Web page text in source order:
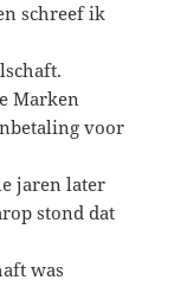
schreef ik
Marken
voor
jaren later
stond dat
was